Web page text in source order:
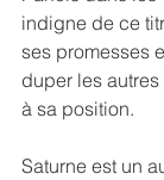
indigne de ce
ses promesses
duper les
à sa position.
Saturne est un